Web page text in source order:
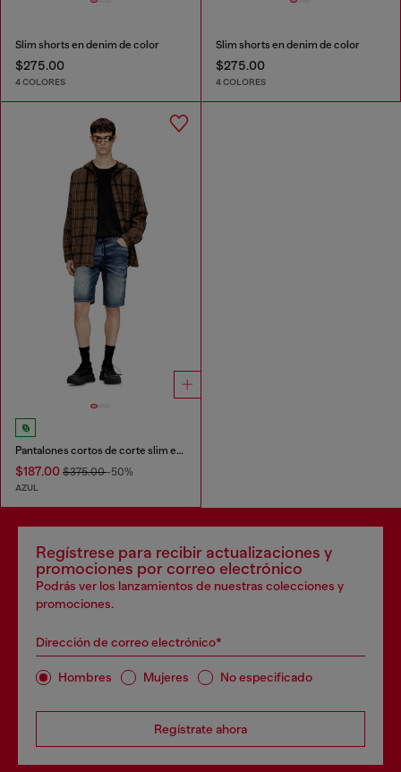
Slim shorts en denim de color
$275.00
4 COLORES
Slim shorts en denim de color
$275.00
4 COLORES
Pantalones cortos de corte slim en JoggJeans tratados
$187.00 $375.00-50%
AZUL
Regístrese para recibir actualizaciones y
promociones por correo electrónico
Podrás ver los lanzamientos de nuestras colecciones y
promociones.
Dirección de correo electrónico*
Hombres Mujeres No especificado
Regístrate ahora